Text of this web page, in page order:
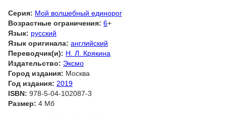
Серия: Мой волшебный единорог
Возрастные ограничения: 6+
Язык: русский
Язык оригинала: английский
Переводчик(и): Н. Л. Крякина
Издательство: Эксмо
Город издания: Москва
Год издания: 2019
ISBN: 978-5-04-102087-3
Размер: 4 Мб